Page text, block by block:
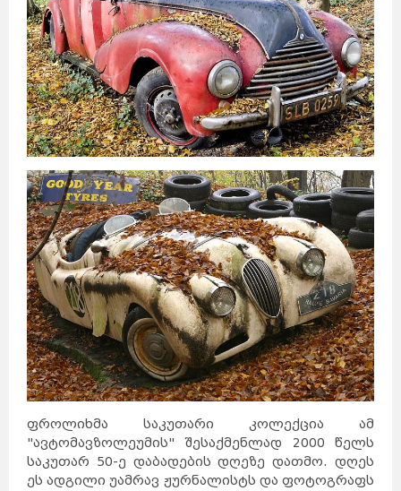
ფროლიხმა საკუთარი კოლექცია ამ
"ავტომავზოლეუმის" შესაქმენლად 2000 წელს
საკუთარ 50-ე დაბადების დღეზე დათმო. დღეს
ეს ადგილი უამრავ ჟურნალისტს და ფოტოგრაფს